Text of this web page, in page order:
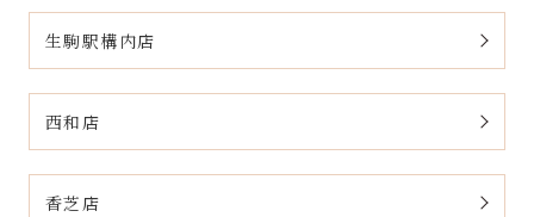
生駒駅構内店
西和店
香芝店